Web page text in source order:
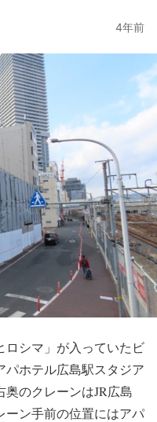
4年前
ロシマ」が入っていたビ
パホテル広島駅スタジア
のクレーンはJR広島
ーン手前の位置にはアパ